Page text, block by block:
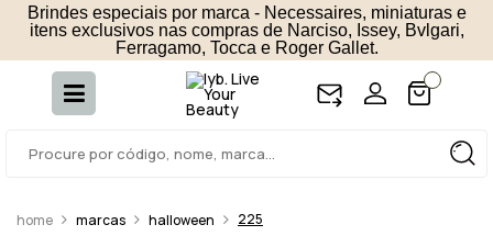
Brindes especiais por marca - Necessaires, miniaturas e
itens exclusivos nas compras de Narciso, Issey, Bvlgari,
Ferragamo, Tocca e Roger Gallet.
marcas halloween 225